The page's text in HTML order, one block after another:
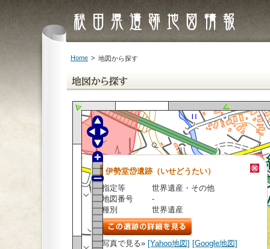
Home 地図から探す
伊勢堂岱遺跡（いせどうたい）
指定等
世界遺産・その他
地図番号
-
種別
世界遺産
写真で見る» [Yahoo地図] [Google地図]